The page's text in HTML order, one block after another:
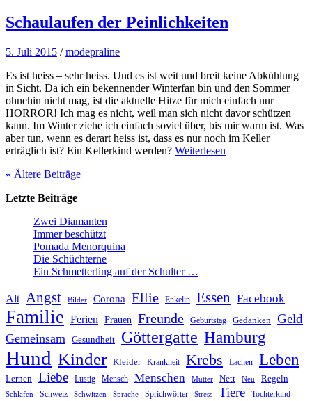
Schaulaufen der Peinlichkeiten
5. Juli 2015 /modepraline
Es ist heiss – sehr heiss. Und es ist weit und breit keine Abkühlung
in Sicht. Da ich ein bekennender Winterfan bin und den Sommer
ohnehin nicht mag, ist die aktuelle Hitze für mich einfach nur
HORROR! Ich mag es nicht, weil man sich nicht davor schützen
kann. Im Winter ziehe ich einfach soviel über, bis mir warm ist. Was
aber tun, wenn es derart heiss ist, dass es nur noch im Keller
erträglich ist? Ein Kellerkind werden? Weiterlesen
« Ältere Beiträge
Letzte Beiträge
Zwei Diamanten
Immer beschützt
Pomada Menorquina
Die Schüchterne
Ein Schmetterling auf der Schulter …
Alt Angst Bilder Corona Ellie Enkelin Essen Facebook
Familie Ferien Frauen Freunde Geburtstag Gedanken Geld
Gemeinsam Gesundheit Göttergatte Hamburg
Hund Kinder Kleider Krankheit Krebs Lachen Leben
Lernen Liebe Lustig Mensch Menschen Mutter Nett Neu Regeln
Schlafen Schweiz Schwitzen Sprache Sprichwörter Stress Tiere Tochterkind